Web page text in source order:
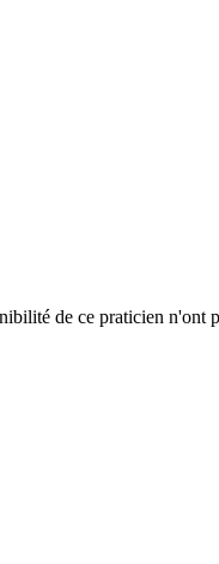
de ce praticien n'ont